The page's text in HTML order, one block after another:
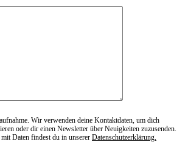
Wir verwenden deine Kontaktdaten, um dich
oder dir einen Newsletter über Neuigkeiten zuzusenden.
Daten findest du in unserer Datenschutzerklärung.